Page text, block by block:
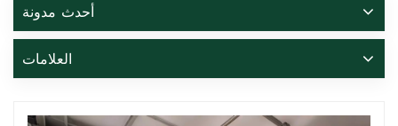
أحدث مدونة
العلامات